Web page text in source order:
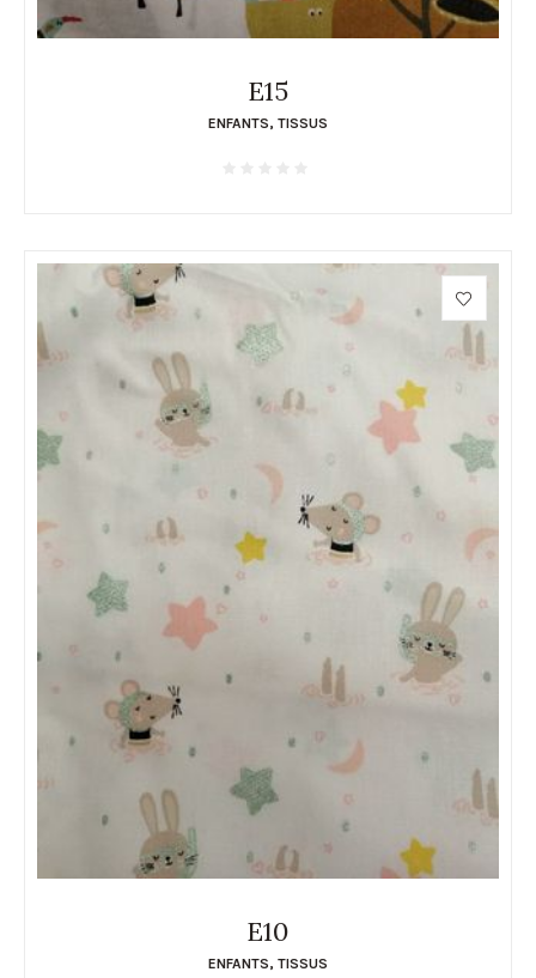
E15
ENFANTS, TISSUS
E10
ENFANTS, TISSUS